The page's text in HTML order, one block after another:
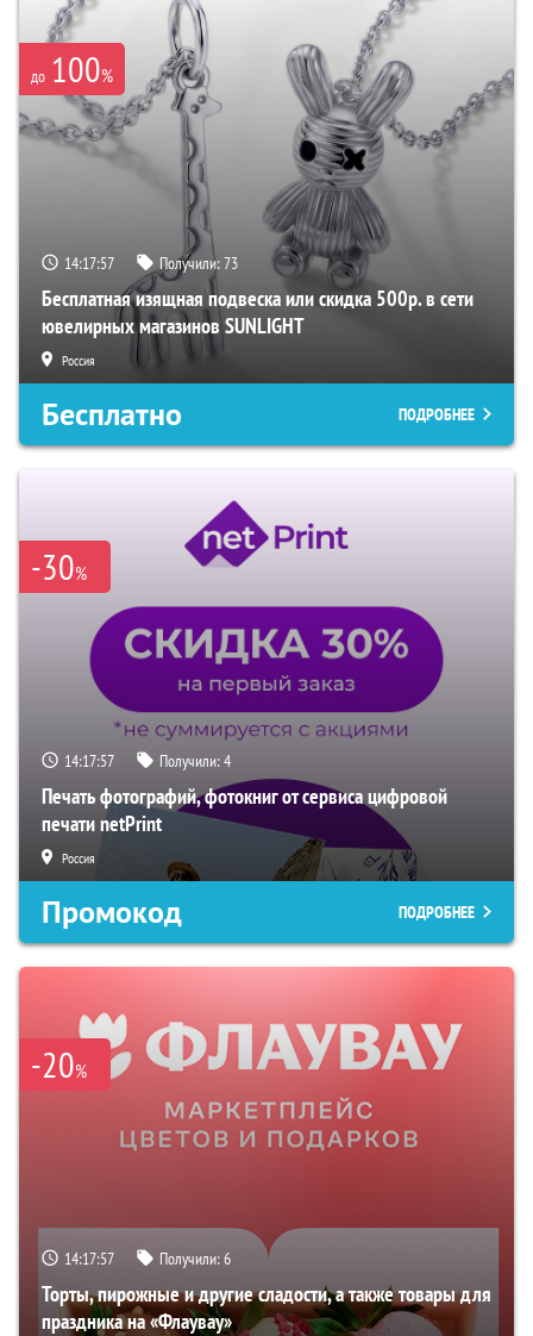
до 100%
14:17:56 Получили:73
Бесплатная изящная подвеска или скидка 500р. в сети
ювелирных магазинов SUNLIGHT
Россия
Бесплатно ПОДРОБНЕЕ
-30%
14:17:56 Получили:4
Печать фотографий, фотокниг от сервиса цифровой
печати netPrint
Россия
Промокод ПОДРОБНЕЕ
-20%
14:17:56 Получили:6
Торты, пирожные и другие сладости, а также товары для
праздника на «Флаувау»